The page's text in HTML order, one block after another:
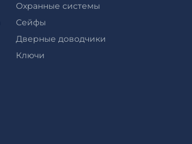
Охранные системы
Сейфы
Дверные доводчики
Ключи